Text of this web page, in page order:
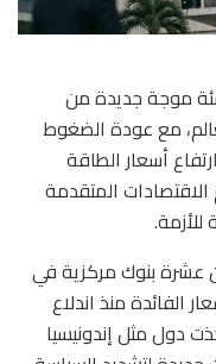
موجة جديدة من
مع عودة الضغوط
أسعار الطاقة
المتقدمة
للأزمة.
عشرة بنوك مركزية في
الفائدة منذ اندلاع
دول مثل إندونيسيا